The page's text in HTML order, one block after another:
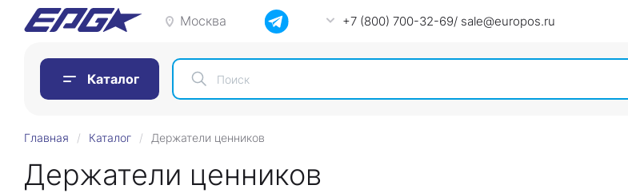
Москва +7 (800) 700-32-69/ sale@europos.ru
Каталог
Главная Каталог Держатели ценников
Держатели ценников